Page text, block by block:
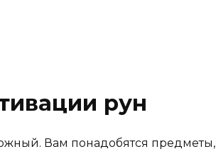
рун
Вам понадобятся предметы,